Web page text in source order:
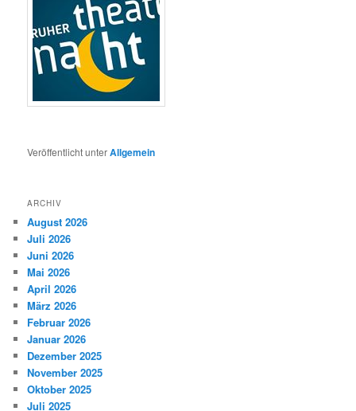
Veröffentlicht unterAllgemein
ARCHIV
August 2026
Juli 2026
Juni 2026
Mai 2026
April 2026
März 2026
Februar 2026
Januar 2026
Dezember 2025
November 2025
Oktober 2025
Juli 2025